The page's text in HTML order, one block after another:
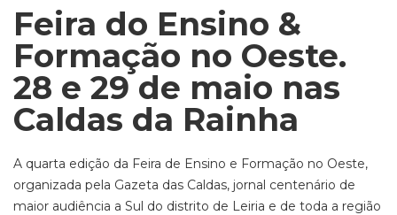
Feira do Ensino &
Formação no Oeste.
28 e 29 de maio nas
Caldas da Rainha
A quarta edição da Feira de Ensino e Formação no Oeste,
organizada pela Gazeta das Caldas, jornal centenário de
maior audiência a Sul do distrito de Leiria e de toda a região